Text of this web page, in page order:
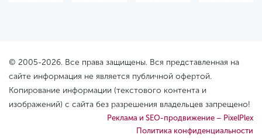
© 2005-2026. Все права защищены. Вся представленная на
сайте информация не является публичной офертой.
Копирование информации (текстового контента и
изображений) с сайта без разрешения владельцев запрещено!
Реклама и SEO-продвижение – PixelPlex
Политика конфиденциальности